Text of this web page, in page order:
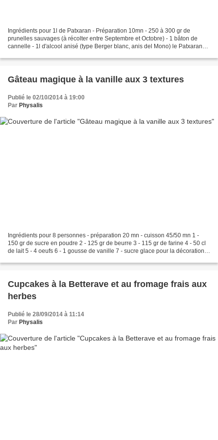
Ingrédients pour 1l de Patxaran - Préparation 10mn - 250 à 300 gr de
prunelles sauvages (à récolter entre Septembre et Octobre) - 1 bâton de
cannelle - 1l d'alcool anisé (type Berger blanc, anis del Mono) le Patxaran
Gâteau magique à la vanille aux 3 textures
Publié le 02/10/2014 à 19:00
Par Physalis
Ingrédients pour 8 personnes - préparation 20 mn - cuisson 45/50 mn 1 -
150 gr de sucre en poudre 2 - 125 gr de beurre 3 - 115 gr de farine 4 - 50 cl
de lait 5 - 4 oeufs 6 - 1 gousse de vanille 7 - sucre glace pour la décoration
Cupcakes à la Betterave et au fromage frais aux
herbes
Publié le 28/09/2014 à 11:14
Par Physalis